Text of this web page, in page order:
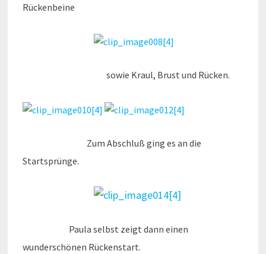
Rückenbeine
sowie Kraul, Brust und Rücken.
Zum Abschluß ging es an die
Startsprünge.
Paula selbst zeigt dann einen
wunderschönen Rückenstart.